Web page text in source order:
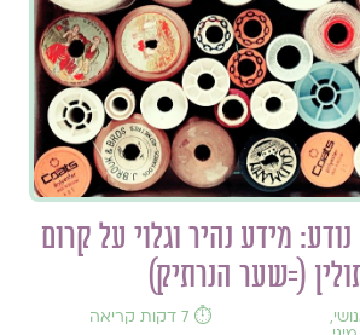
מידע נהיר וגלוי על קרום
(=שער הנרתיק)
, ⏱️ 7 דקות קריאה